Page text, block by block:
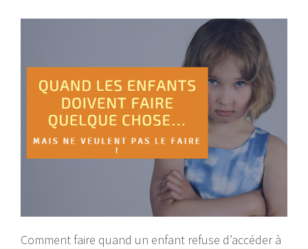
Comment faire quand un enfant refuse d’accéder à